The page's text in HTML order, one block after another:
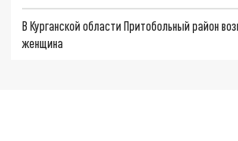
В Курганской области Притобольный район
женщина